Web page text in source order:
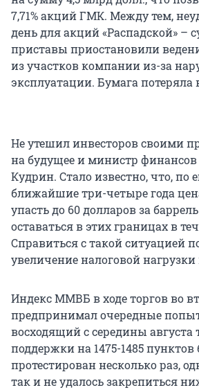
7,71% акций ГМК. Между тем,
день для акций «Распадской» –
приставы приостановили
из участков компании из-за
эксплуатации. Бумага потеряла
Не утешил инвесторов своими
на будущее и министр финансов
Кудрин. Стало известно, что, по
ближайшие три-четыре года
упасть до 60 долларов за
оставаться в этих границах в
Справиться с такой ситуацией
увеличение налоговой нагрузки
Индекс ММВБ в ходе торгов во
предпринимал очередные
восходящий с середины августа
поддержки на 1475-1485
протестирован несколько раз,
так и не удалось закрепиться